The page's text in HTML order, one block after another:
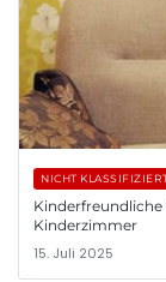
NICHT
Kinderfreundliche
Kinderzimmer
15. Juli 2025